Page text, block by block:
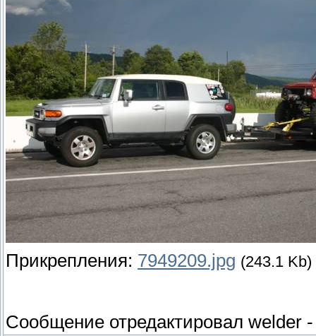
Прикрепления: 7949209.jpg (243.1 Kb)
Сообщение отредактировал welder